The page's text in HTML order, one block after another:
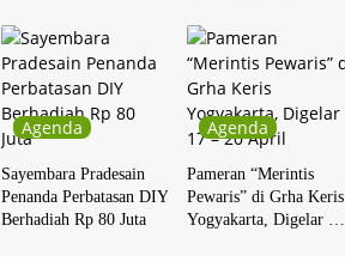
Agenda
Sayembara Pradesain
Penanda Perbatasan DIY
Berhadiah Rp 80 Juta
Agenda
Pameran “Merintis
Pewaris” di Grha Keris
Yogyakarta, Digelar 17